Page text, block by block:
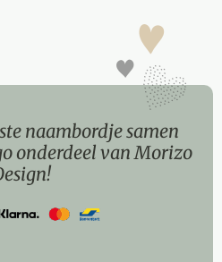
naambordje samen
onderdeel van Morizo